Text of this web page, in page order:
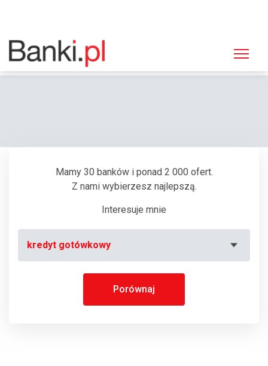
Strona główna
Bankomat Euronet, Głogów, Grodzka 2 (Alior Bank)
Mamy 30 banków i ponad 2 000 ofert.
Z nami wybierzesz najlepszą.
Interesuje mnie
kredyt gotówkowy
Porównaj